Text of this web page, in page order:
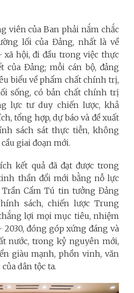
viên của Ban phải nắm chắc
lối của Đảng, nhất là về
hội, đi đầu trong việc thực
của Đảng; mỗi cán bộ, đảng
biểu về phẩm chất chính trị,
sống, có bản chất chính trị
lực tư duy chiến lược, khả
tổng hợp, dự báo và đề xuất
sách sát thực tiễn, không
giai đoạn mới.
kết quả đã đạt được trong
thần đổi mới bằng nỗ lực
Cẩm Tú tin tưởng Đảng
sách, chiến lược Trung
lợi mọi mục tiêu, nhiệm
đóng góp xứng đáng và
nước, trong kỷ nguyên mới,
giàu mạnh, phồn vinh, văn
dân tộc ta.